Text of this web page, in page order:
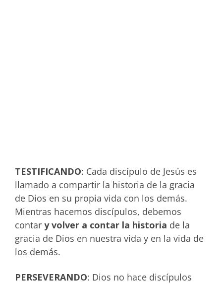
TESTIFICANDO: Cada discípulo de Jesús es
llamado a compartir la historia de la gracia
de Dios en su propia vida con los demás.
Mientras hacemos discípulos, debemos
contar y volver a contar la historia de la
gracia de Dios en nuestra vida y en la vida de
los demás.
PERSEVERANDO: Dios no hace discípulos